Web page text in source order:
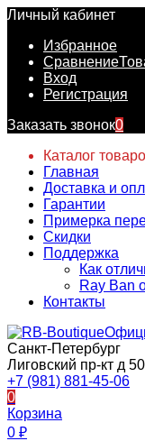
Личный кабинет
Избранное
Сравнение
Вход
Регистрация
Заказать звонок0
Каталог
Главная
Доставка и
Гарантии
Примерка
Скидки
Поддержка
Как
Ray Ban
Контакты
Санкт-Петербург
Лиговский пр-кт д
+7 (981) 881-45-06
0
Корзина
0 ₽